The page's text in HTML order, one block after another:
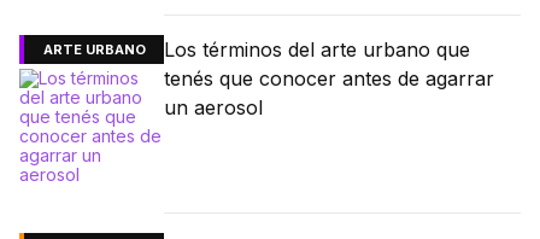
ARTE URBANO
Los términos del arte urbano que
tenés que conocer antes de agarrar
un aerosol